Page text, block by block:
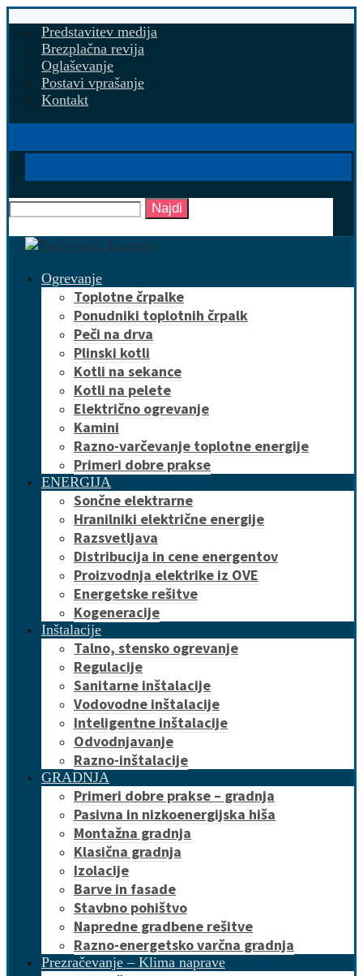
Predstavitev medija
Brezplačna revija
Oglaševanje
Postavi vprašanje
Kontakt
Najdi
Ogrevanje
Toplotne črpalke
Ponudniki toplotnih črpalk
Peči na drva
Plinski kotli
Kotli na sekance
Kotli na pelete
Električno ogrevanje
Kamini
Razno-varčevanje toplotne energije
Primeri dobre prakse
ENERGIJA
Sončne elektrarne
Hranilniki električne energije
Razsvetljava
Distribucija in cene energentov
Proizvodnja elektrike iz OVE
Energetske rešitve
Kogeneracije
Inštalacije
Talno, stensko ogrevanje
Regulacije
Sanitarne inštalacije
Vodovodne inštalacije
Inteligentne inštalacije
Odvodnjavanje
Razno-inštalacije
GRADNJA
Primeri dobre prakse – gradnja
Pasivna in nizkoenergijska hiša
Montažna gradnja
Klasična gradnja
Izolacije
Barve in fasade
Stavbno pohištvo
Napredne gradbene rešitve
Razno-energetsko varčna gradnja
Prezračevanje – Klima naprave